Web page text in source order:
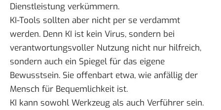
Dienstleistung verkümmern.
KI-Tools sollten aber nicht per se verdammt
werden. Denn KI ist kein Virus, sondern bei
verantwortungsvoller Nutzung nicht nur hilfreich,
sondern auch ein Spiegel für das eigene
Bewusstsein. Sie offenbart etwa, wie anfällig der
Mensch für Bequemlichkeit ist.
KI kann sowohl Werkzeug als auch Verführer sein.